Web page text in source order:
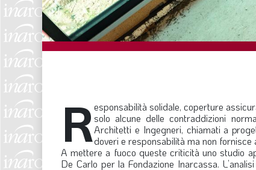
Responsabilità solidale, coperture
solo alcune delle contraddizioni
Architetti e Ingegneri, chiamati a
doveri e responsabilità ma non
A mettere a fuoco queste criticità uno studio
De Carlo per la Fondazione Inarcassa.